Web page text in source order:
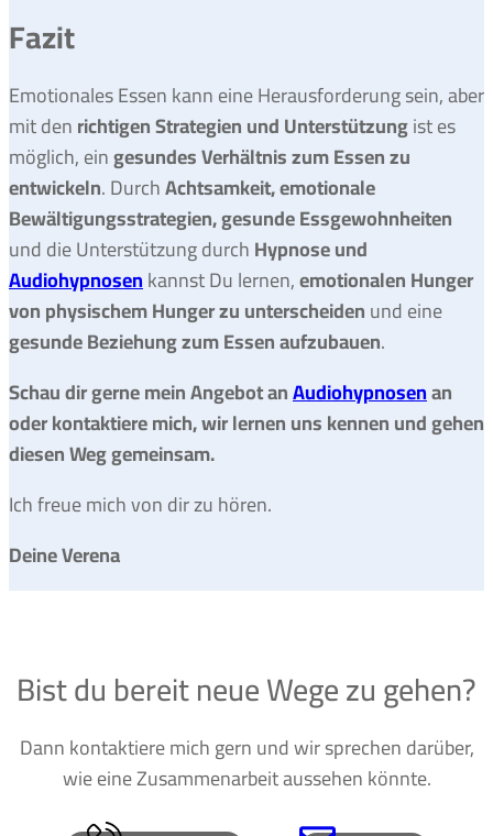
Fazit
Emotionales Essen kann eine Herausforderung sein, aber
mit denrichtigen Strategien und Unterstützungist es
möglich, eingesundes Verhältnis zum Essen zu
entwickeln. DurchAchtsamkeit, emotionale
Bewältigungsstrategien, gesunde Essgewohnheiten
und die Unterstützung durchHypnose und
Audiohypnosenkannst Du lernen,emotionalen Hunger
von physischem Hunger zu unterscheidenund eine
gesunde Beziehung zum Essen aufzubauen.
Schau dir gerne mein Angebot anAudiohypnosenan
oder kontaktiere mich, wir lernen uns kennen und gehen
diesen Weg gemeinsam.
Ich freue mich von dir zu hören.
Deine Verena
Bist du bereit neue Wege zu gehen?
Dann kontaktiere mich gern und wir sprechen darüber,
wie eine Zusammenarbeit aussehen könnte.